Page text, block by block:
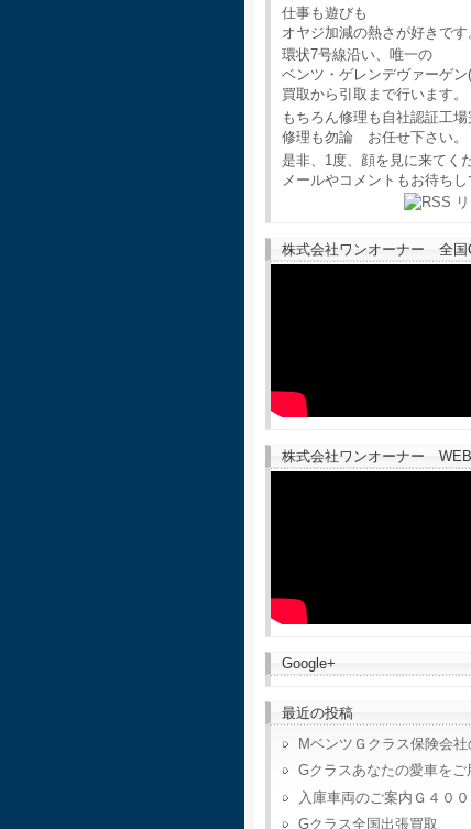
仕事も遊びも
オヤジ加減の熱さが好きです
環状7号線沿い、唯一の
ベンツ・ゲレンデヴァーゲ
買取から引取まで行います。
もちろん修理も自社認証工
修理も勿論 お任せ下さい。
是非、1度、顔を見に来てく
メールやコメントもお待ちし
株式会社ワンオーナー 全
株式会社ワンオーナー
Google+
最近の投稿
MベンツＧクラス保険会
Gクラスあなたの愛車を
入庫車両のご案内Ｇ４０
Gクラス全国出張買取